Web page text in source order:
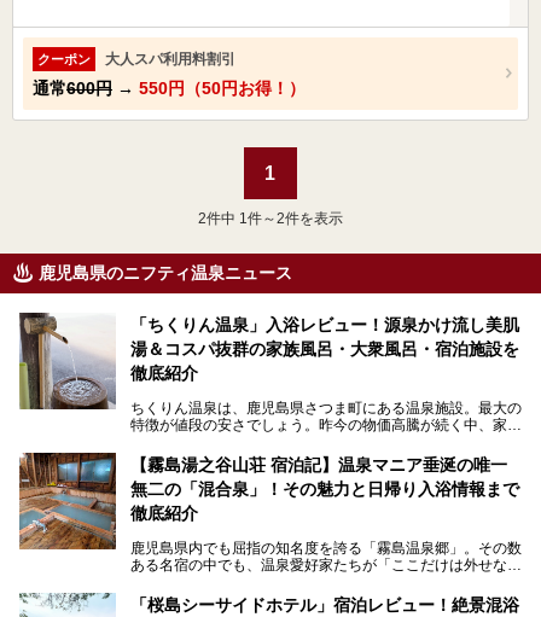
クーポン 大人スパ利用料割引
通常600円 → 550円（50円お得！）
1
2件中 1件～2件を表示
鹿児島県のニフティ温泉ニュース
「ちくりん温泉」入浴レビュー！源泉かけ流し美肌
湯＆コスパ抜群の家族風呂・大衆風呂・宿泊施設を
徹底紹介
ちくりん温泉は、鹿児島県さつま町にある温泉施設。最大の
特徴が値段の安さでしょう。昨今の物価高騰が続く中、家族
4,000円～、と驚くべき価格を維持。
さらに、源泉100％かけ流しのツルツル美肌湯を堪能できる
点にも注目すべき。30年以上全国の温泉を巡った筆者の経
験上、穴場中の穴場と言っても決して過言ではありません。
今回は「ちくりん温泉」の家族風呂・大衆風呂・宿泊施設に
ついて、徹底レビューします！
【霧島湯之谷山荘 宿泊記】温泉マニア垂涎の唯一
無二の「混合泉」！その魅力と日帰り入浴情報まで
徹底紹介
鹿児島県内でも屈指の知名度を誇る「霧島温泉郷」。その数
ある名宿の中でも、温泉愛好家たちが「ここだけは外せな
山荘）」です。
「桜島シーサイドホテル」宿泊レビュー！絶景混浴